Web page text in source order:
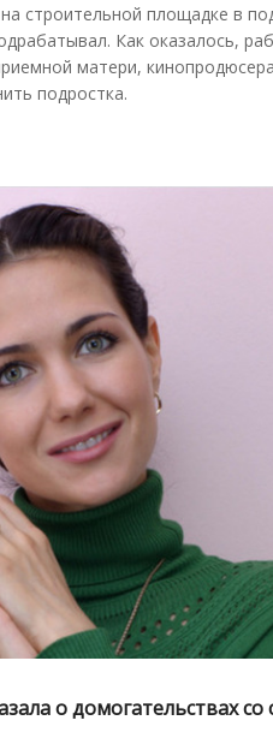
строительной площадке в
Как оказалось,
матери,
подростка.
о домогательствах